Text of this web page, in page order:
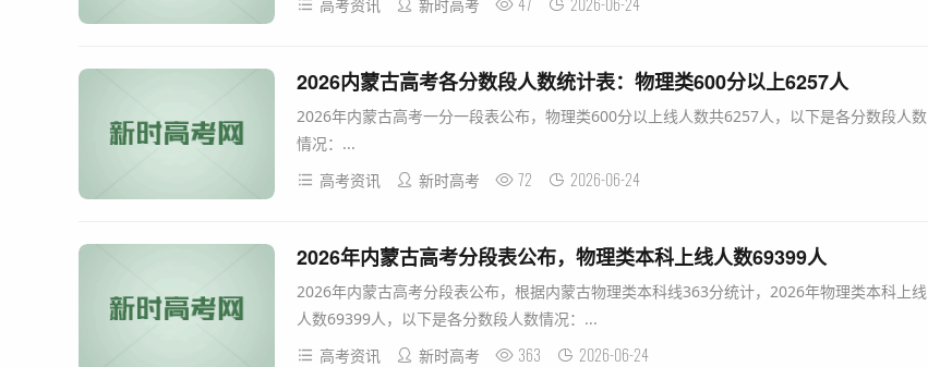
高考资讯
新时高考
2026内蒙古高考各分数段人数统计表：物理类600分以上6257人
2026年内蒙古高考一分一段表公布，物理类600分以上线人数共6257人，以下是各分数段人数
情况：...
高考资讯
新时高考 72 2026-06-24
2026年内蒙古高考分段表公布，物理类本科上线人数69399人
2026年内蒙古高考分段表公布，根据内蒙古物理类本科线363分统计，2026年物理类本科上线
人数69399人，以下是各分数段人数情况：...
高考资讯
新时高考 363 2026-06-24